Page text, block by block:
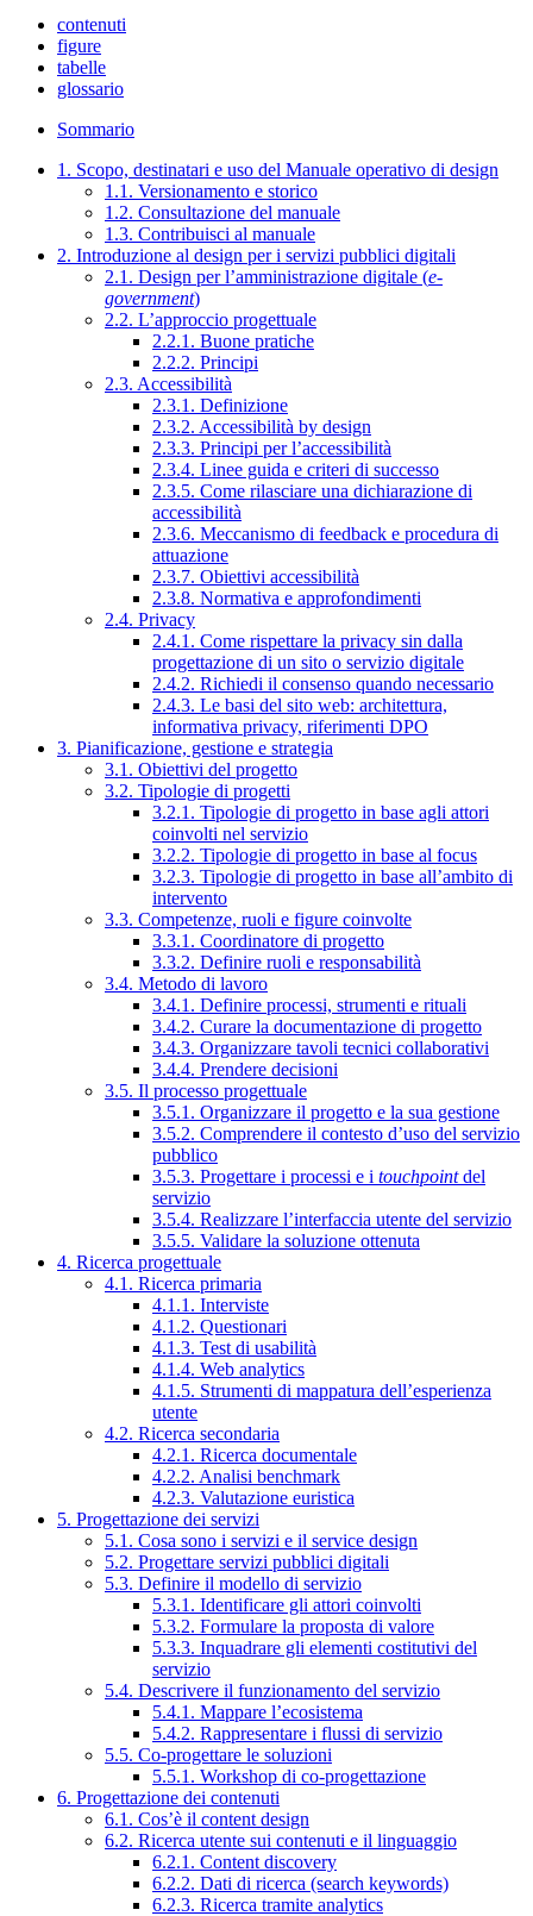
contenuti
figure
tabelle
glossario
Sommario
1. Scopo, destinatari e uso del Manuale operativo di design
1.1. Versionamento e storico
1.2. Consultazione del manuale
1.3. Contribuisci al manuale
2. Introduzione al design per i servizi pubblici digitali
2.1. Design per l’amministrazione digitale (e-
government)
2.2. L’approccio progettuale
2.2.1. Buone pratiche
2.2.2. Principi
2.3. Accessibilità
2.3.1. Definizione
2.3.2. Accessibilità by design
2.3.3. Principi per l’accessibilità
2.3.4. Linee guida e criteri di successo
2.3.5. Come rilasciare una dichiarazione di
accessibilità
2.3.6. Meccanismo di feedback e procedura di
attuazione
2.3.7. Obiettivi accessibilità
2.3.8. Normativa e approfondimenti
2.4. Privacy
2.4.1. Come rispettare la privacy sin dalla
progettazione di un sito o servizio digitale
2.4.2. Richiedi il consenso quando necessario
2.4.3. Le basi del sito web: architettura,
informativa privacy, riferimenti DPO
3. Pianificazione, gestione e strategia
3.1. Obiettivi del progetto
3.2. Tipologie di progetti
3.2.1. Tipologie di progetto in base agli attori
coinvolti nel servizio
3.2.2. Tipologie di progetto in base al focus
3.2.3. Tipologie di progetto in base all’ambito di
intervento
3.3. Competenze, ruoli e figure coinvolte
3.3.1. Coordinatore di progetto
3.3.2. Definire ruoli e responsabilità
3.4. Metodo di lavoro
3.4.1. Definire processi, strumenti e rituali
3.4.2. Curare la documentazione di progetto
3.4.3. Organizzare tavoli tecnici collaborativi
3.4.4. Prendere decisioni
3.5. Il processo progettuale
3.5.1. Organizzare il progetto e la sua gestione
3.5.2. Comprendere il contesto d’uso del servizio
pubblico
3.5.3. Progettare i processi e i touchpointdel
servizio
3.5.4. Realizzare l’interfaccia utente del servizio
3.5.5. Validare la soluzione ottenuta
4. Ricerca progettuale
4.1. Ricerca primaria
4.1.1. Interviste
4.1.2. Questionari
4.1.3. Test di usabilità
4.1.4. Web analytics
4.1.5. Strumenti di mappatura dell’esperienza
utente
4.2. Ricerca secondaria
4.2.1. Ricerca documentale
4.2.2. Analisi benchmark
4.2.3. Valutazione euristica
5. Progettazione dei servizi
5.1. Cosa sono i servizi e il service design
5.2. Progettare servizi pubblici digitali
5.3. Definire il modello di servizio
5.3.1. Identificare gli attori coinvolti
5.3.2. Formulare la proposta di valore
5.3.3. Inquadrare gli elementi costitutivi del
servizio
5.4. Descrivere il funzionamento del servizio
5.4.1. Mappare l’ecosistema
5.4.2. Rappresentare i flussi di servizio
5.5. Co-progettare le soluzioni
5.5.1. Workshop di co-progettazione
6. Progettazione dei contenuti
6.1. Cos’è il content design
6.2. Ricerca utente sui contenuti e il linguaggio
6.2.1. Content discovery
6.2.2. Dati di ricerca (search keywords)
6.2.3. Ricerca tramite analytics